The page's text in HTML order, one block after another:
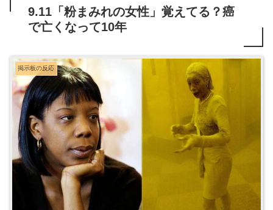
9.11「粉まみれの女性」覚えてる？癌
で亡くなって10年
掲示板の反応